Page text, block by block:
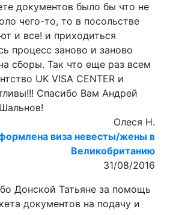
документов было бы что не
чего-то, то в посольстве
и все! и приходиться
процесс заново и заново
сборы. Так что еще раз всем
UK VISA CENTER и
Спасибо Вам Андрей
Олеся Н.
виза невесты/жены в
Великобританию
31/08/2016
Донской Татьяне за помощь
документов на подачу и